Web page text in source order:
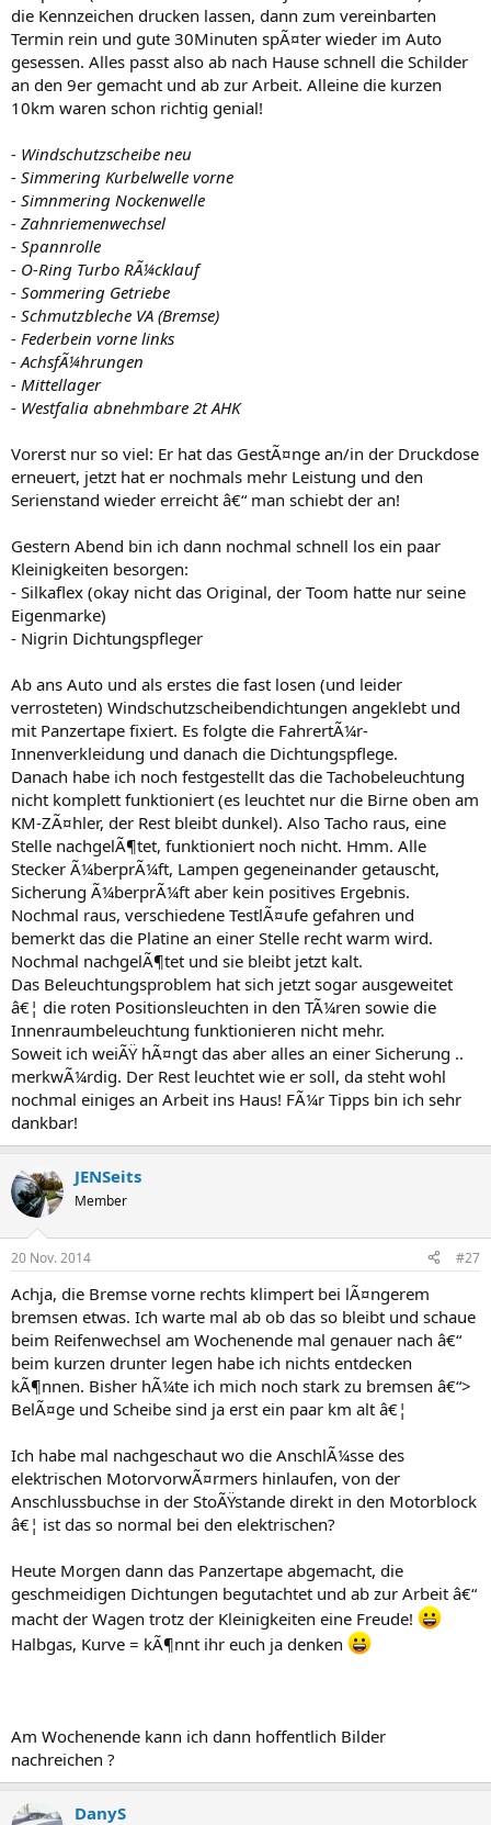
die Kennzeichen drucken lassen, dann zum vereinbarten
Termin rein und gute 30Minuten spÃ¤ter wieder im Auto
gesessen. Alles passt also ab nach Hause schnell die Schilder
an den 9er gemacht und ab zur Arbeit. Alleine die kurzen
10km waren schon richtig genial!
- Windschutzscheibe neu
- Simmering Kurbelwelle vorne
- Simnmering Nockenwelle
- Zahnriemenwechsel
- Spannrolle
- O-Ring Turbo RÃ¼cklauf
- Sommering Getriebe
- Schmutzbleche VA (Bremse)
- Federbein vorne links
- AchsfÃ¼hrungen
- Mittellager
- Westfalia abnehmbare 2t AHK
Vorerst nur so viel: Er hat das GestÃ¤nge an/in der Druckdose
erneuert, jetzt hat er nochmals mehr Leistung und den
Serienstand wieder erreicht â€“ man schiebt der an!
Gestern Abend bin ich dann nochmal schnell los ein paar
Kleinigkeiten besorgen:
- Silkaflex (okay nicht das Original, der Toom hatte nur seine
Eigenmarke)
- Nigrin Dichtungspfleger
Ab ans Auto und als erstes die fast losen (und leider
verrosteten) Windschutzscheibendichtungen angeklebt und
mit Panzertape fixiert. Es folgte die FahrertÃ¼r-
Innenverkleidung und danach die Dichtungspflege.
Danach habe ich noch festgestellt das die Tachobeleuchtung
nicht komplett funktioniert (es leuchtet nur die Birne oben am
KM-ZÃ¤hler, der Rest bleibt dunkel). Also Tacho raus, eine
Stelle nachgelÃ¶tet, funktioniert noch nicht. Hmm. Alle
Stecker Ã¼berprÃ¼ft, Lampen gegeneinander getauscht,
Sicherung Ã¼berprÃ¼ft aber kein positives Ergebnis.
Nochmal raus, verschiedene TestlÃ¤ufe gefahren und
bemerkt das die Platine an einer Stelle recht warm wird.
Nochmal nachgelÃ¶tet und sie bleibt jetzt kalt.
Das Beleuchtungsproblem hat sich jetzt sogar ausgeweitet
â€¦ die roten Positionsleuchten in den TÃ¼ren sowie die
Innenraumbeleuchtung funktionieren nicht mehr.
Soweit ich weiÃŸ hÃ¤ngt das aber alles an einer Sicherung ..
merkwÃ¼rdig. Der Rest leuchtet wie er soll, da steht wohl
nochmal einiges an Arbeit ins Haus! FÃ¼r Tipps bin ich sehr
dankbar!
JENSeits
Member
20 Nov. 2014 #27
Achja, die Bremse vorne rechts klimpert bei lÃ¤ngerem
bremsen etwas. Ich warte mal ab ob das so bleibt und schaue
beim Reifenwechsel am Wochenende mal genauer nach â€“
beim kurzen drunter legen habe ich nichts entdecken
kÃ¶nnen. Bisher hÃ¼te ich mich noch stark zu bremsen â€“>
BelÃ¤ge und Scheibe sind ja erst ein paar km alt â€¦
Ich habe mal nachgeschaut wo die AnschlÃ¼sse des
elektrischen MotorvorwÃ¤rmers hinlaufen, von der
Anschlussbuchse in der StoÃŸstande direkt in den Motorblock
â€¦ ist das so normal bei den elektrischen?
Heute Morgen dann das Panzertape abgemacht, die
geschmeidigen Dichtungen begutachtet und ab zur Arbeit â€“
macht der Wagen trotz der Kleinigkeiten eine Freude!
Halbgas, Kurve = kÃ¶nnt ihr euch ja denken
Am Wochenende kann ich dann hoffentlich Bilder
nachreichen ?
DanyS